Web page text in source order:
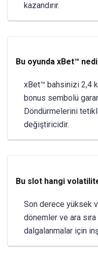
kazandırır.
Bu oyunda xBet™
xBet™ bahsinizi 2,4
bonus sembolü
Döndürmelerini
değiştiricidir.
Bu slot hangi
Son derece yüksek
dönemler ve ara
dalgalanmalar için